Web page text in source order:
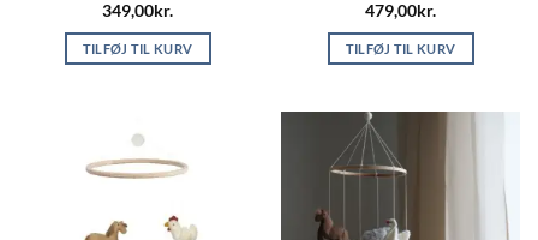
349,00kr.
TILFØJ TIL KURV
479,00kr.
TILFØJ TIL KURV